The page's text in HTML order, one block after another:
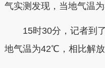
气实测发现，当地气温
15时30分，记者到了
地气温为42℃，相比解